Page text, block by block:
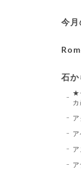
今月
石か
★
カ
ア